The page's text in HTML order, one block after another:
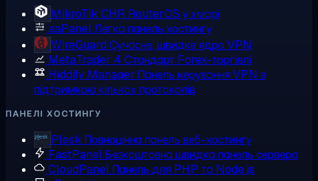
MikroTik CHR RouterOS у хмарі
aaPanelЛегка панель хостингу
WireGuard Сучасне, швидке ядро VPN
MetaTrader 4 Стандарт Forex-торгівлі
Hiddify Manager Панель керування VPN з
підтримкою кількох протоколів
ПАНЕЛІ ХОСТИНГУ
Plesk Повноцінна панель веб-хостингу
FastPanelБезкоштовна швидка панель сервера
CloudPanel Панель для PHP та Node.js